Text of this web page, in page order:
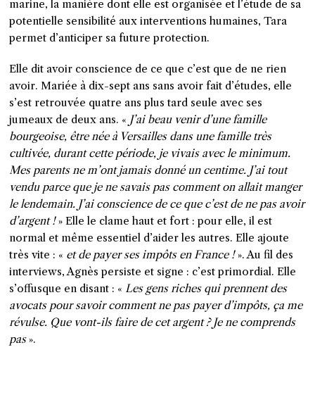
marine, la manière dont elle est organisée et l’étude de sa
potentielle sensibilité aux interventions humaines, Tara
permet d’anticiper sa future protection.
Elle dit avoir conscience de ce que c’est que de ne rien
avoir. Mariée à dix-sept ans sans avoir fait d’études, elle
s’est retrouvée quatre ans plus tard seule avec ses
jumeaux de deux ans. « J’ai beau venir d’une famille
bourgeoise, être née à Versailles dans une famille très
cultivée, durant cette période, je vivais avec le minimum.
Mes parents ne m’ont jamais donné un centime. J’ai tout
vendu parce que je ne savais pas comment on allait manger
le lendemain. J’ai conscience de ce que c’est de ne pas avoir
d’argent !» Elle le clame haut et fort : pour elle, il est
normal et même essentiel d’aider les autres. Elle ajoute
très vite : « et de payer ses impôts en France ! ». Au fil des
interviews, Agnès persiste et signe : c’est primordial. Elle
s’offusque en disant : « Les gens riches qui prennent des
avocats pour savoir comment ne pas payer d’impôts, ça me
révulse. Que vont-ils faire de cet argent ? Je ne comprends
pas».